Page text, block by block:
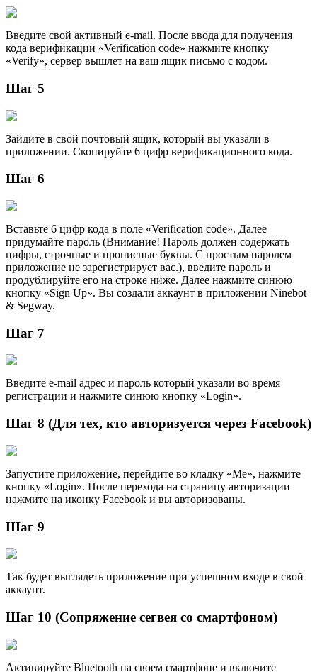
Введите свой активный e-mail. После ввода для получения
кода верификации «Verification code» нажмите кнопку
«Verify», сервер вышлет на ваш ящик письмо с кодом.
Шаг 5
Зайдите в свой почтовый ящик, который вы указали в
приложении. Скопируйте 6 цифр верификационного кода.
Шаг 6
Вставьте 6 цифр кода в поле «Verification code». Далее
придумайте пароль (Внимание! Пароль должен содержать
цифры, строчные и прописные буквы. С простым паролем
приложение не зарегистрирует вас.), введите пароль и
продублируйте его на строке ниже. Далее нажмите синюю
кнопку «Sign Up». Вы создали аккаунт в приложении Ninebot
& Segway.
Шаг 7
Введите e-mail адрес и пароль который указали во время
регистрации и нажмите синюю кнопку «Login».
Шаг 8 (Для тех, кто авторизуется через Facebook)
Запустите приложение, перейдите во кладку «Me», нажмите
кнопку «Login». После перехода на страницу авторизации
нажмите на иконку Facebook и вы авторизованы.
Шаг 9
Так будет выглядеть приложение при успешном входе в свой
аккаунт.
Шаг 10 (Сопряжение сегвея со смартфоном)
Активируйте Bluetooth на своем смартфоне и включите